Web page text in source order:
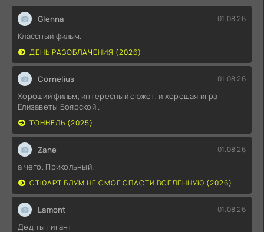
Glenna 01.08.26
Классный фильм.
ДЕНЬ РАЗОБЛАЧЕНИЯ (2026)
Cornelius 01.08.26
Хороший фильм, интересный сюжет, и хорошая игра
Елизаветы Боярской .
ТОННЕЛЬ (2025)
Zane 01.08.26
а чего. Прикольный.
СТЮАРТ БЛУМ НЕ СМОГ СПАСТИ ВСЕЛЕННУЮ (2026)
Lamont 01.08.26
Дед ты гигант